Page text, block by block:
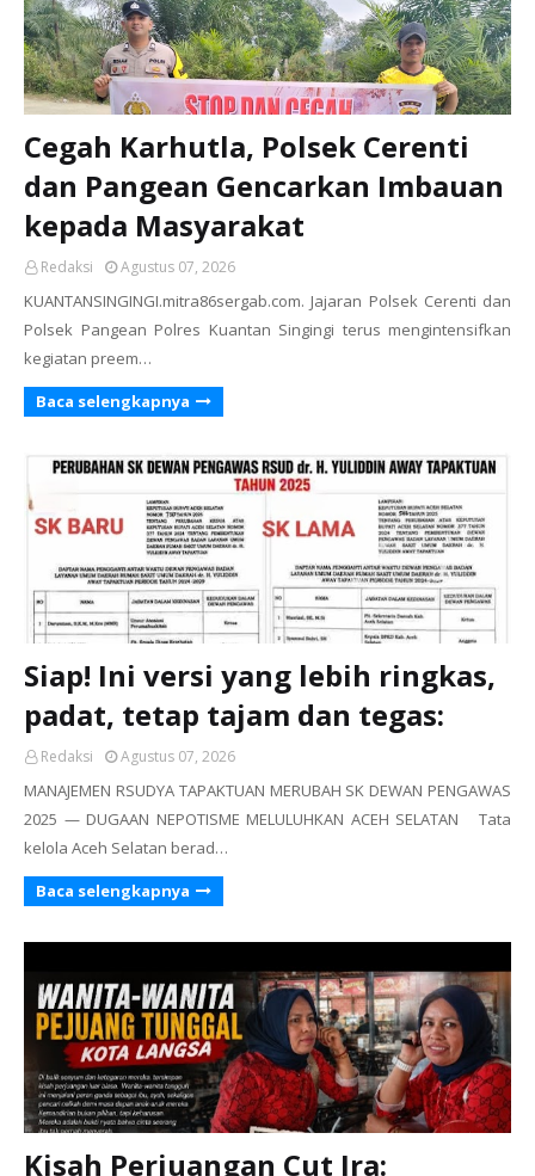
Cegah Karhutla, Polsek Cerenti
dan Pangean Gencarkan Imbauan
kepada Masyarakat
Redaksi Agustus 07, 2026
KUANTANSINGINGI.mitra86sergab.com. Jajaran Polsek Cerenti dan
Polsek Pangean Polres Kuantan Singingi terus mengintensifkan
kegiatan preem…
Baca selengkapnya
Siap! Ini versi yang lebih ringkas,
padat, tetap tajam dan tegas:
Redaksi Agustus 07, 2026
MANAJEMEN RSUDYA TAPAKTUAN MERUBAH SK DEWAN PENGAWAS
2025 — DUGAAN NEPOTISME MELULUHKAN ACEH SELATAN Tata
kelola Aceh Selatan berad…
Baca selengkapnya
Kisah Perjuangan Cut Ira: